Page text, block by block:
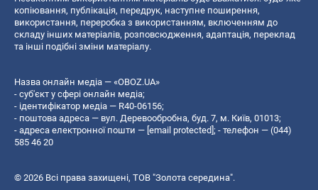
копiювання, публiкацiя, передрук, наступне поширення,
використання, переробка з використанням, включенням до
складу інших матеріалів, розповсюдження, адаптація, переклад
та інші подібні зміни матеріалу.
Назва онлайн медіа — «OBOZ.UA»
- суб'єкт у сфері онлайн медіа;
- ідентифікатор медіа — R40-06156;
- поштова адреса — вул. Деревообробна, буд. 7, м. Київ, 01013;
- адреса електронної пошти — [email protected] ; - телефон — (044)
585 46 20
© 2026 Всі права захищені, ТОВ "Золота середина".